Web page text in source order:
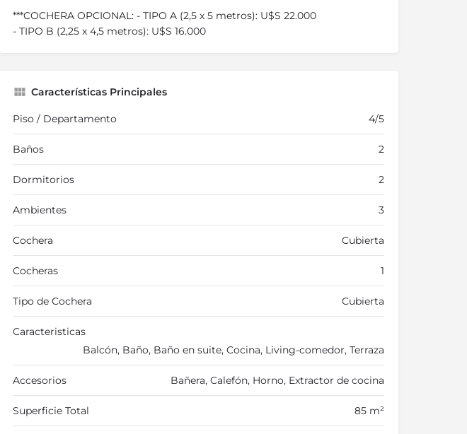
***COCHERA OPCIONAL: - TIPO A (2,5 x 5 metros): U$S 22.000
- TIPO B (2,25 x 4,5 metros): U$S 16.000
Características Principales
Piso / Departamento 4/5
Baños 2
Dormitorios 2
Ambientes 3
Cochera Cubierta
Cocheras 1
Tipo de Cochera Cubierta
Caracteristicas
Balcón, Baño, Baño en suite, Cocina, Living-comedor, Terraza
Accesorios Bañera, Calefón, Horno, Extractor de cocina
Superficie Total 85 m²